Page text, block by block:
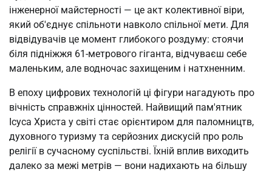
інженерної майстерності — це акт колективної віри,
який об'єднує спільноти навколо спільної мети. Для
відвідувачів це момент глибокого роздуму: стоячи
біля підніжжя 61-метрового гіганта, відчуваєш себе
маленьким, але водночас захищеним і натхненним.
В епоху цифрових технологій ці фігури нагадують про
вічність справжніх цінностей. Найвищий пам'ятник
Ісуса Христа у світі стає орієнтиром для паломництв,
духовного туризму та серйозних дискусій про роль
релігії в сучасному суспільстві. Їхній вплив виходить
далеко за межі метрів — вони надихають на більшу